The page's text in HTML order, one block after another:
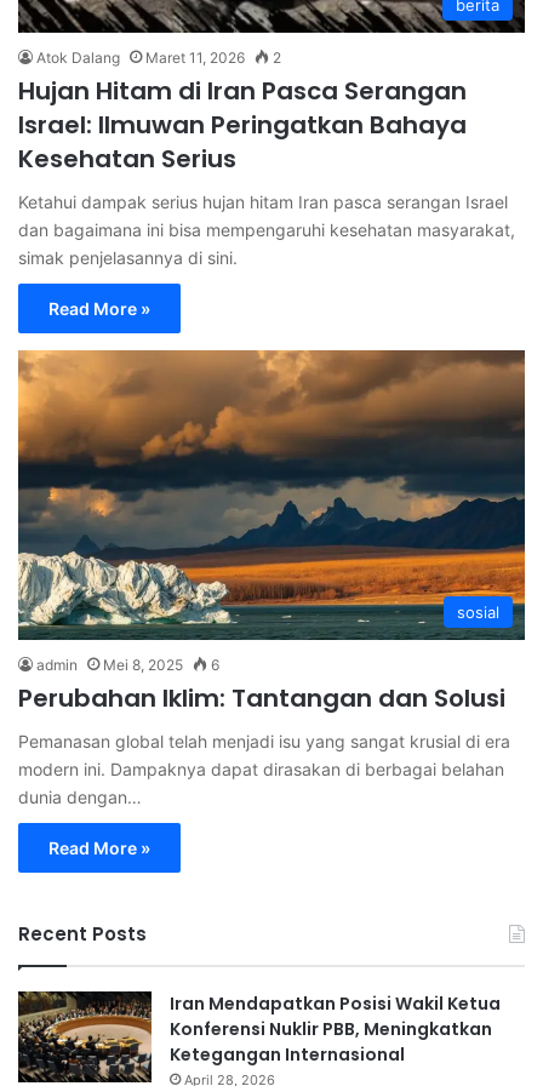
berita
Atok Dalang Maret 11, 2026 2
Hujan Hitam di Iran Pasca Serangan
Israel: Ilmuwan Peringatkan Bahaya
Kesehatan Serius
Ketahui dampak serius hujan hitam Iran pasca serangan Israel
dan bagaimana ini bisa mempengaruhi kesehatan masyarakat,
simak penjelasannya di sini.
Read More »
sosial
admin Mei 8, 2025 6
Perubahan Iklim: Tantangan dan Solusi
Pemanasan global telah menjadi isu yang sangat krusial di era
modern ini. Dampaknya dapat dirasakan di berbagai belahan
dunia dengan…
Read More »
Recent Posts
Iran Mendapatkan Posisi Wakil Ketua
Konferensi Nuklir PBB, Meningkatkan
Ketegangan Internasional
April 28, 2026